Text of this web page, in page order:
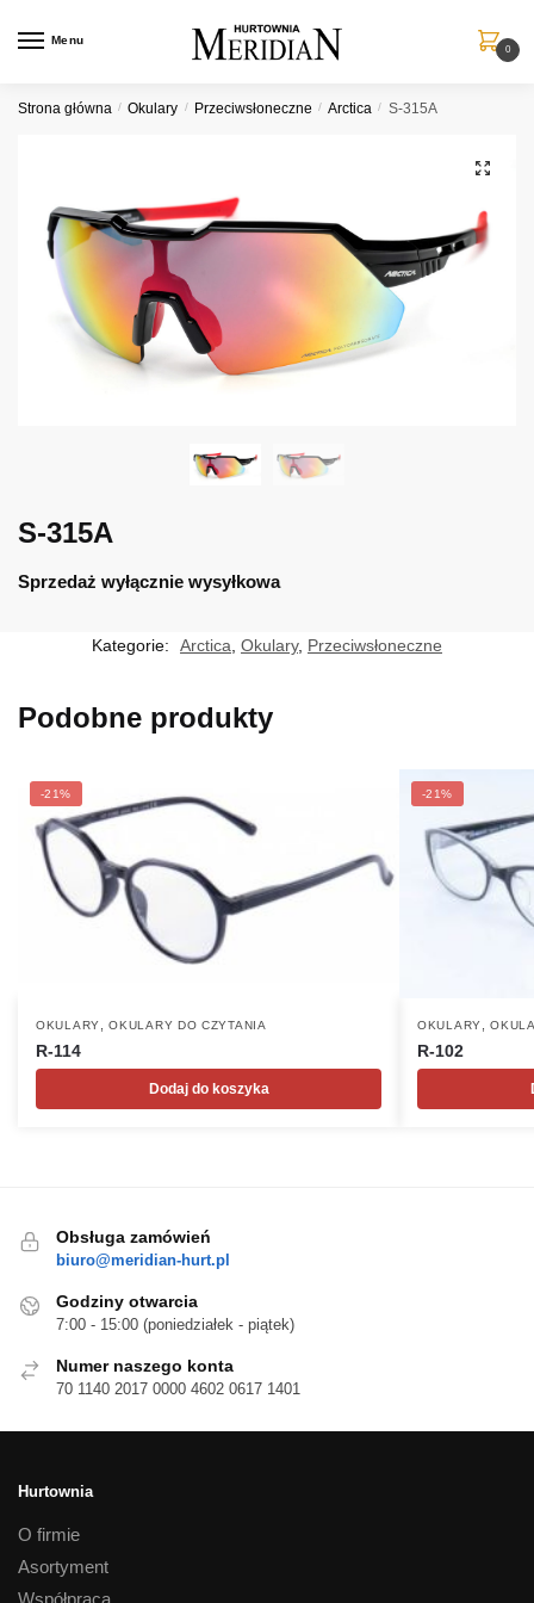
Menu
0
Strona główna / Okulary / Przeciwsłoneczne / Arctica / S-315A
S-315A
Sprzedaż wyłącznie wysyłkowa
Kategorie: Arctica Okulary, Przeciwsłoneczne
Podobne produkty
-21%
OKULARY ,OKULARY DO CZYTANIA
R-114
Dodaj do koszyka
-21%
OKULARY ,
R-102
Obsługa zamówień
biuro@meridian-hurt.pl
Godziny otwarcia
7:00 - 15:00 (poniedziałek - piątek)
Numer naszego konta
70 1140 2017 0000 4602 0617 1401
Hurtownia
O firmie
Asortyment